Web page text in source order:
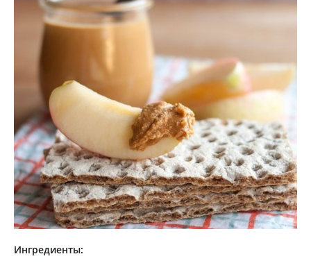
Ингредиенты: